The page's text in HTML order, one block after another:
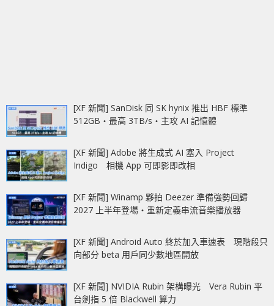
[XF 新聞] SanDisk 同 SK hynix 推出 HBF 標準
512GB‧最高 3TB/s‧主攻 AI 記憶體
[XF 新聞] Adobe 將生成式 AI 塞入 Project
Indigo 相機 App 可即影即改相
[XF 新聞] Winamp 夥拍 Deezer 準備強勢回歸
2027 上半年登場‧重新定義串流音樂播放器
[XF 新聞] Android Auto 終於加入車速表 現階段只
向部分 beta 用戶同少數地區開放
[XF 新聞] NVIDIA Rubin 架構曝光 Vera Rubin 平
台劍指 5 倍 Blackwell 算力